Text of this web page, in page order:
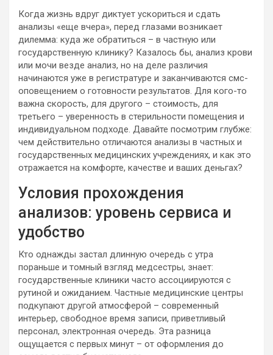
Когда жизнь вдруг диктует ускориться и сдать
анализы «еще вчера», перед глазами возникает
дилемма: куда же обратиться – в частную или
государственную клинику? Казалось бы, анализ крови
или мочи везде анализ, но на деле различия
начинаются уже в регистратуре и заканчиваются смс-
оповещением о готовности результатов. Для кого-то
важна скорость, для другого – стоимость, для
третьего – уверенность в стерильности помещения и
индивидуальном подходе. Давайте посмотрим глубже:
чем действительно отличаются анализы в частных и
государственных медицинских учреждениях, и как это
отражается на комфорте, качестве и ваших деньгах?
Условия прохождения
анализов: уровень сервиса и
удобство
Кто однажды застал длинную очередь с утра
пораньше и томный взгляд медсестры, знает:
государственные клиники часто ассоциируются с
рутиной и ожиданием. Частные медицинские центры
подкупают другой атмосферой – современный
интерьер, свободное время записи, приветливый
персонал, электронная очередь. Эта разница
ощущается с первых минут – от оформления до